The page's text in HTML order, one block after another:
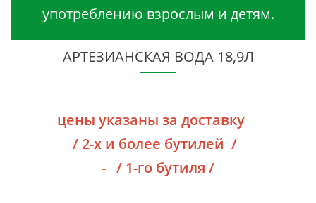
употреблению взрослым и детям.
АРТЕЗИАНСКАЯ ВОДА 18,9Л
цены указаны за доставку
/ 2-х и более бутилей /
- / 1-го бутиля /